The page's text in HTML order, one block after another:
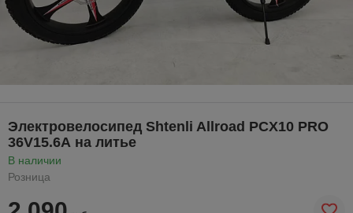
Электровелосипед Shtenli Allroad PCX10 PRO
36V15.6А на литье
В наличии
Розница